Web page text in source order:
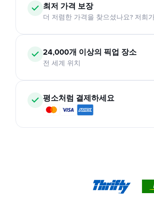
최저 가격 보장
더 저렴한 가격을 찾으셨나요? 저희
24,000개 이상의 픽업 장소
전 세계 위치
평소처럼 결제하세요